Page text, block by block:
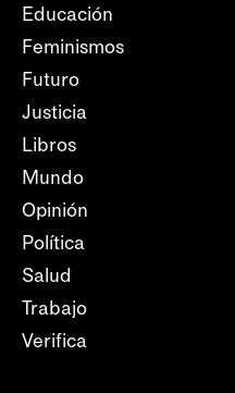
Educación
Feminismos
Futuro
Justicia
Libros
Mundo
Opinión
Política
Salud
Trabajo
Verifica